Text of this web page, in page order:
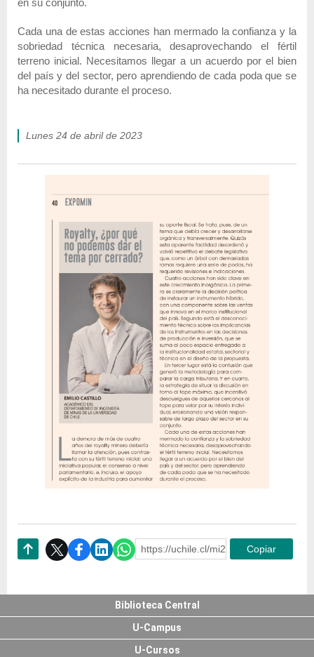
en su conjunto.
Cada una de estas acciones han mermado la confianza y la
sobriedad técnica necesaria, desaprovechando el fértil
terreno inicial. Necesitamos llegar a un acuerdo por el bien
del país y del sector, pero aprendiendo de cada poda que se
ha necesitado durante el proceso.
lunes 24 de abril de 2023
https://uchile.cl/mi204398Copiar
Biblioteca Central
U-Campus
U-Cursos